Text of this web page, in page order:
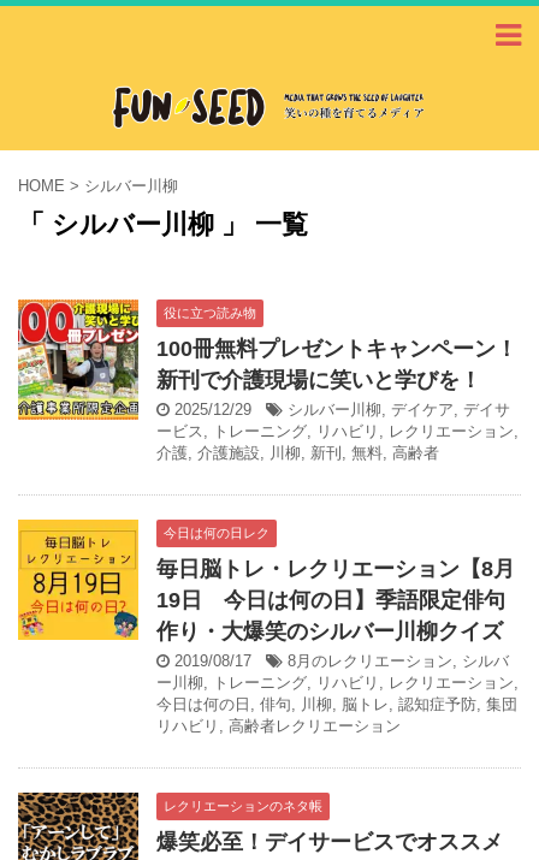
HOME > シルバー川柳
「 シルバー川柳 」 一覧
役に立つ読み物
100冊無料プレゼントキャンペーン！
新刊で介護現場に笑いと学びを！
2025/12/29 シルバー川柳, デイケア, デイサ
ービス, トレーニング, リハビリ , レクリエーション,
介護, 介護施設, 川柳, 新刊 , 無料, 高齢者
今日は何の日レク
毎日脳トレ・レクリエーション【8月
19日 今日は何の日】季語限定俳句
作り・大爆笑のシルバー川柳クイズ
2019/08/17 8月のレクリエーション, シルバ
ー川柳, トレーニング, リハビリ , レクリエーション,
今日は何の日 , 俳句, 川柳, 脳トレ, 認知症予防, 集団
リハビリ , 高齢者レクリエーション
レクリエーションのネタ帳
爆笑必至！デイサービスでオススメ